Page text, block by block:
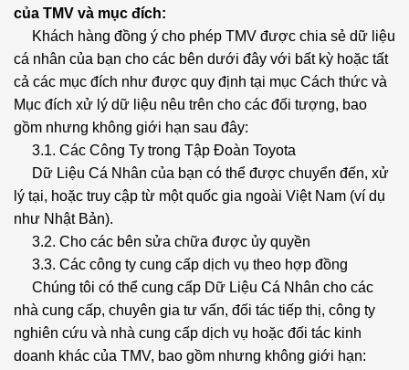
của TMV và mục đích:
Khách hàng đồng ý cho phép TMV được chia sẻ dữ liệu
cá nhân của bạn cho các bên dưới đây với bất kỳ hoặc tất
cả các mục đích như được quy định tại mục Cách thức và
Mục đích xử lý dữ liệu nêu trên cho các đối tượng, bao
gồm nhưng không giới hạn sau đây:
3.1. Các Công Ty trong Tập Đoàn Toyota
Dữ Liệu Cá Nhân của bạn có thể được chuyển đến, xử
lý tại, hoặc truy cập từ một quốc gia ngoài Việt Nam (ví dụ
như Nhật Bản).
3.2. Cho các bên sửa chữa được ủy quyền
3.3. Các công ty cung cấp dịch vụ theo hợp đồng
Chúng tôi có thể cung cấp Dữ Liệu Cá Nhân cho các
nhà cung cấp, chuyên gia tư vấn, đối tác tiếp thị, công ty
nghiên cứu và nhà cung cấp dịch vụ hoặc đối tác kinh
doanh khác của TMV, bao gồm nhưng không giới hạn: